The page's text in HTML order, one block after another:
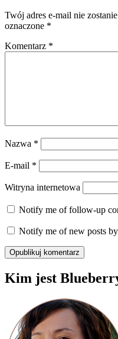
Twój adres e-mail nie
oznaczone *
Komentarz *
Nazwa *
E-mail *
Witryna internetowa
Notify me of follow-up
Notify me of new posts
Kim jest